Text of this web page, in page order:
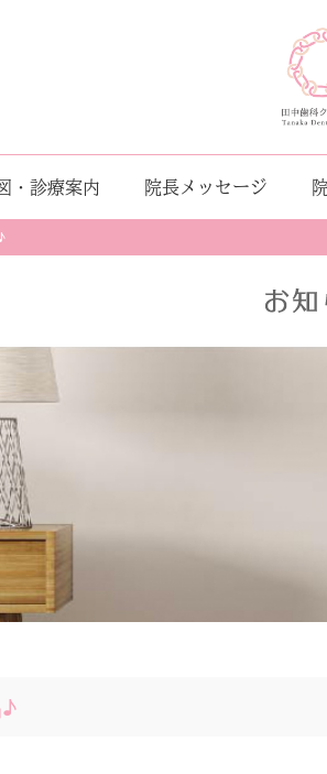
・診療案内 院長メッセージ